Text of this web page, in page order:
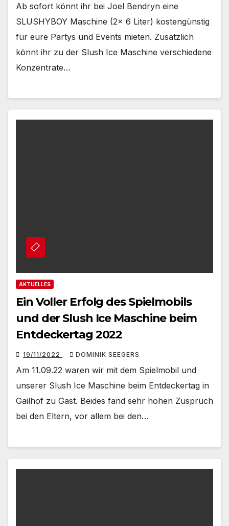
Ab sofort könnt ihr bei Joel Bendryn eine
SLUSHYBOY Maschine (2x 6 Liter) kostengünstig
für eure Partys und Events mieten. Zusätzlich
könnt ihr zu der Slush Ice Maschine verschiedene
Konzentrate…
AKTUELLES
Ein Voller Erfolg des Spielmobils
und der Slush Ice Maschine beim
Entdeckertag 2022
19/11/2022 DOMINIK SEEGERS
Am 11.09.22 waren wir mit dem Spielmobil und
unserer Slush Ice Maschine beim Entdeckertag in
Gailhof zu Gast. Beides fand sehr hohen Zuspruch
bei den Eltern, vor allem bei den…